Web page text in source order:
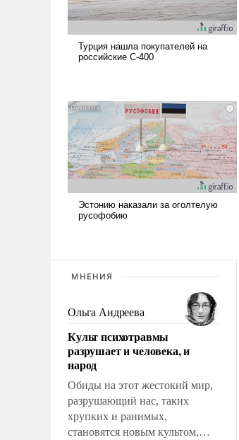
МНЕНИЯ
Ольга Андреева
Культ психотравмы
разрушает и человека, и
народ
Обиды на этот жестокий мир,
разрушающий нас, таких
хрупких и ранимых,
становятся новым культом,